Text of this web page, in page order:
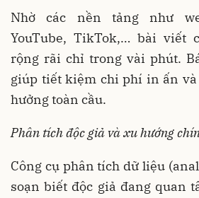
Nhờ các nền tảng như
YouTube, TikTok,… bài viết
rộng rãi chỉ trong vài phút.
giúp tiết kiệm chi phí in ấn
hưởng toàn cầu.
Phân tích độc giả và xu hướng
Công cụ phân tích dữ liệu
soạn biết độc giả đang quan